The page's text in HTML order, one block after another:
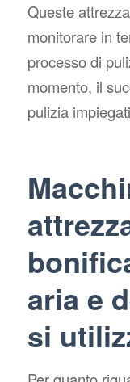
Queste
monitorare in
processo di
momento, il
pulizia
aria e
si